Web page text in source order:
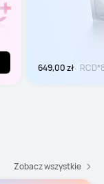
649,00 zł RCD*
Zobacz wszystkie